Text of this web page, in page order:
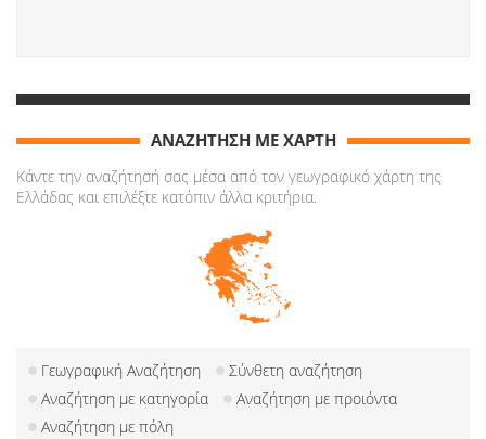
ΑΝΑΖΗΤΗΣΗ ΜΕ ΧΑΡΤΗ
Κάντε την αναζήτησή σας μέσα από τον γεωγραφικό χάρτη της
Ελλάδας και επιλέξτε κατόπιν άλλα κριτήρια.
Γεωγραφική Αναζήτηση
Σύνθετη αναζήτηση
Αναζήτηση με κατηγορία
Αναζήτηση με προιόντα
Αναζήτηση με πόλη